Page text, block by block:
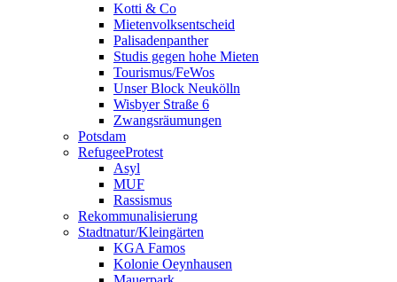
Kotti & Co
Mietenvolksentscheid
Palisadenpanther
Studis gegen hohe Mieten
Tourismus/FeWos
Unser Block Neukölln
Wisbyer Straße 6
Zwangsräumungen
Potsdam
RefugeeProtest
Asyl
MUF
Rassismus
Rekommunalisierung
Stadtnatur/Kleingärten
KGA Famos
Kolonie Oeynhausen